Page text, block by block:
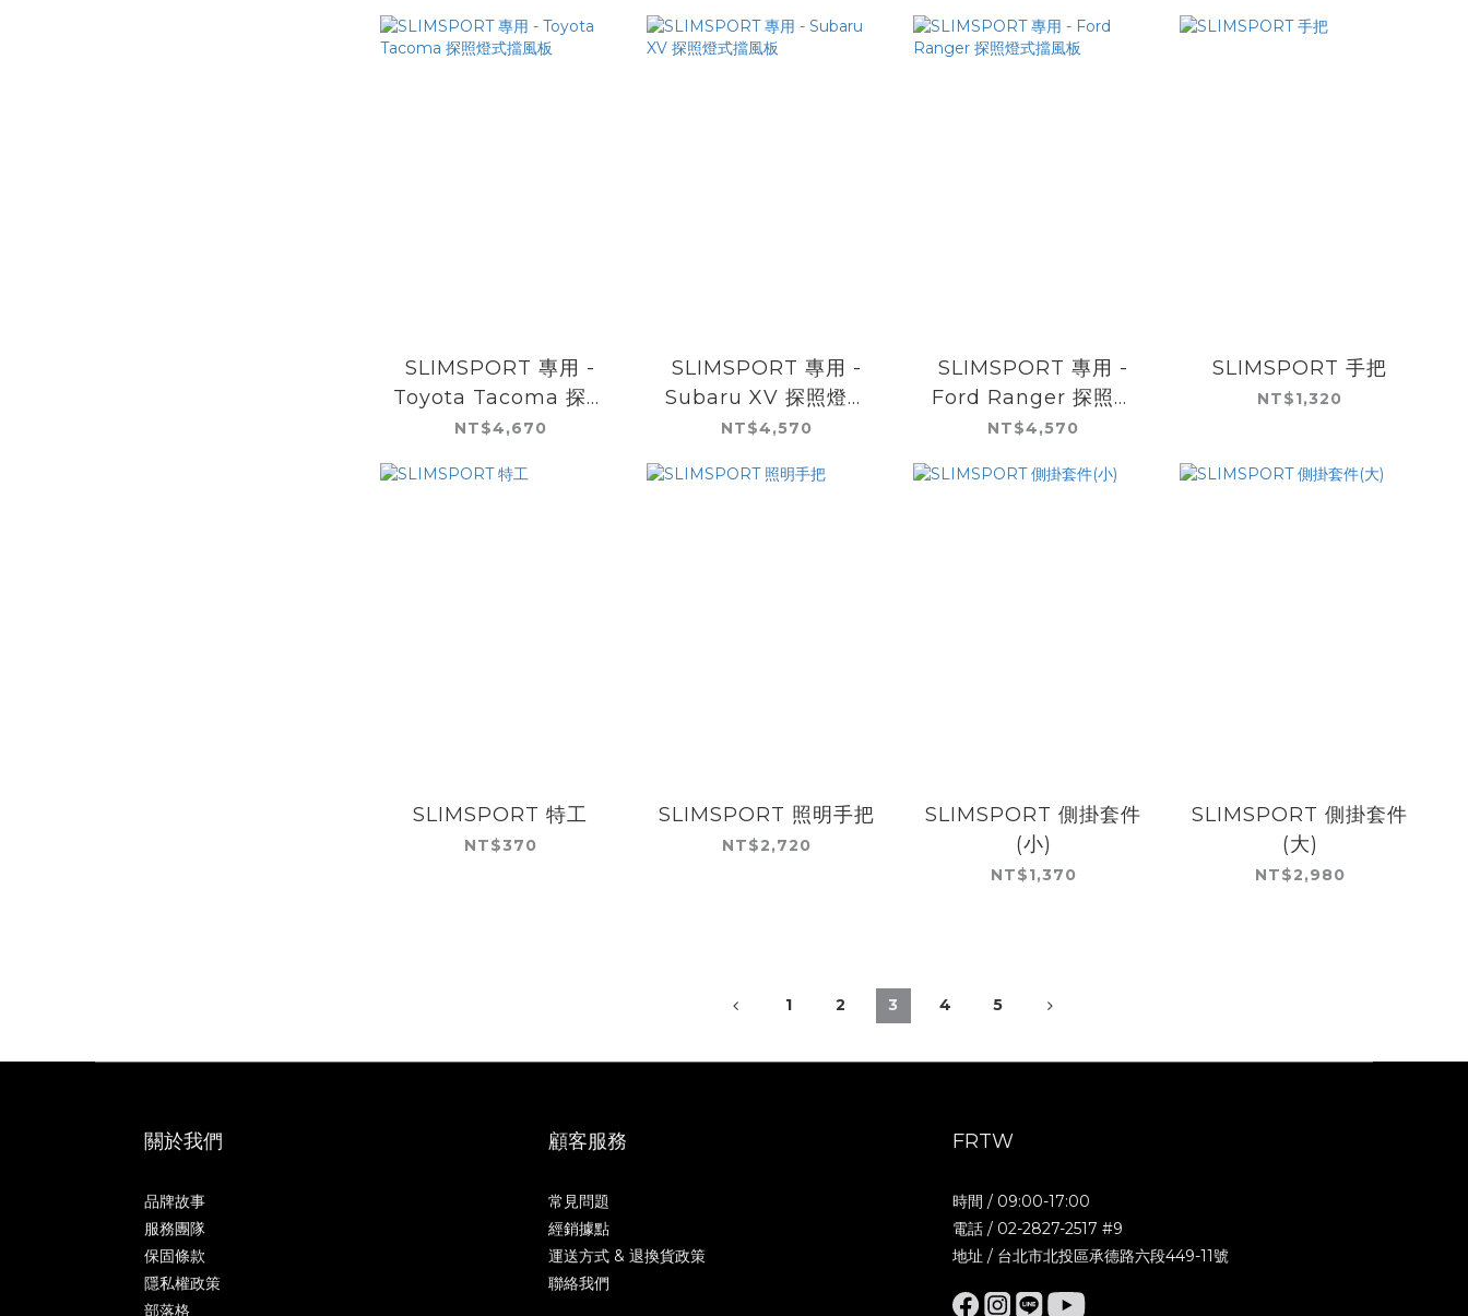
SLIMSPORT 專用 -
Toyota Tacoma 探照
燈式擋風板
NT$4,670
SLIMSPORT 專用 -
Subaru XV 探照燈式
擋風板
NT$4,570
SLIMSPORT 專用 -
Ford Ranger 探照燈
式擋風板
NT$4,570
SLIMSPORT 手把
NT$1,320
SLIMSPORT 特工
NT$370
SLIMSPORT 照明手把
NT$2,720
SLIMSPORT 側掛套件
(小)
NT$1,370
SLIMSPORT 側掛套件
(大)
NT$2,980
1 2 3 4 5
關於我們
品牌故事
服務團隊
保固條款
隱私權政策
部落格
顧客服務
常見問題
經銷據點
運送方式 & 退換貨政策
聯絡我們
FRTW
時間 / 09:00-17:00
電話 / 02-2827-2517 #9
地址 / 台北市北投區承德路六段449-11號